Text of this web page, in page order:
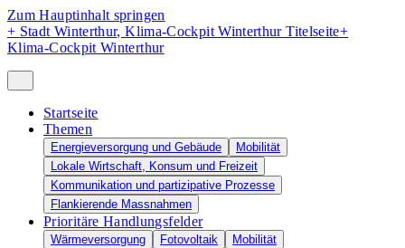
Zum Hauptinhalt springen
+ Stadt Winterthur, Klima-Cockpit Winterthur Titelseite+
Klima-Cockpit Winterthur
Startseite
Themen
Energieversorgung und Gebäude
Mobilität
Lokale Wirtschaft, Konsum und Freizeit
Kommunikation und partizipative Prozesse
Flankierende Massnahmen
Prioritäre Handlungsfelder
Wärmeversorgung Fotovoltaik
Mobilität